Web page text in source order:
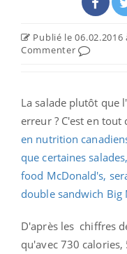
Publié le 06.02.2016
Commenter
La salade plutôt que
erreur ? C'est en tout
en nutrition
que certaines
food McDonald's,
double sandwich Big
D'après les chiffres
qu'avec 730 calories,